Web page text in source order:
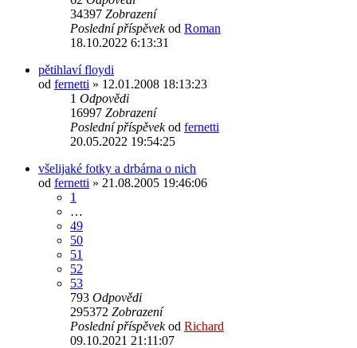
34397 Zobrazení
Poslední příspěvekod Roman
18.10.2022 6:13:31
pětihlaví floydi
od fernetti » 12.01.2008 18:13:23
1 Odpovědi
16997 Zobrazení
Poslední příspěvekod fernetti
20.05.2022 19:54:25
všelijaké fotky a drbárna o nich
od fernetti » 21.08.2005 19:46:06
1
…
49
50
51
52
53
793 Odpovědi
295372 Zobrazení
Poslední příspěvekod Richard
09.10.2021 21:11:07